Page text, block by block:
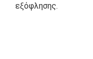
εξόφλησης.